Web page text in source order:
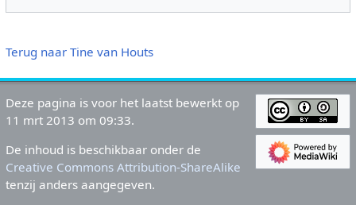
Terug naar Tine van Houts
Deze pagina is voor het laatst bewerkt op
11 mrt 2013 om 09:33.
De inhoud is beschikbaar onder de
Creative Commons Attribution-ShareAlike
tenzij anders aangegeven.